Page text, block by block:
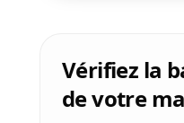
Vérifiez la
de votre